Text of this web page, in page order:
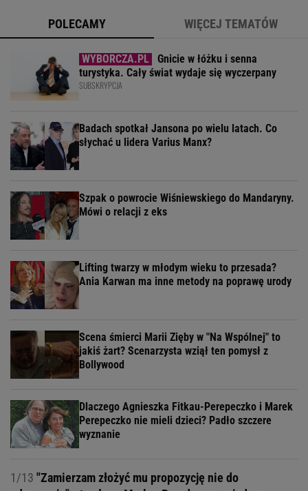
POLECAMY WIĘCEJ TEMATÓW
Gnicie w łóżku i senna
turystyka. Cały świat wydaje się wyczerpany
SUBSKRYPCJA
Badach spotkał Jansona po wielu latach. Co
słychać u lidera Varius Manx?
Szpak o powrocie Wiśniewskiego do Mandaryny.
Mówi o relacji z eks
Lifting twarzy w młodym wieku to przesada?
Ania Karwan ma inne metody na poprawę urody
Scena śmierci Marii Zięby w "Na Wspólnej" to
jakiś żart? Scenarzysta wziął ten pomysł z
Bollywood
Dlaczego Agnieszka Fitkau-Perepeczko i Marek
Perepeczko nie mieli dzieci? Padło szczere
wyznanie
1/13 "Zamierzam złożyć mu propozycję nie do